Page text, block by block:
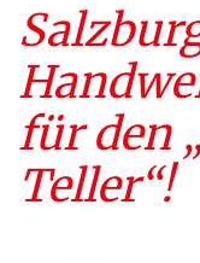
für den
Teller“!